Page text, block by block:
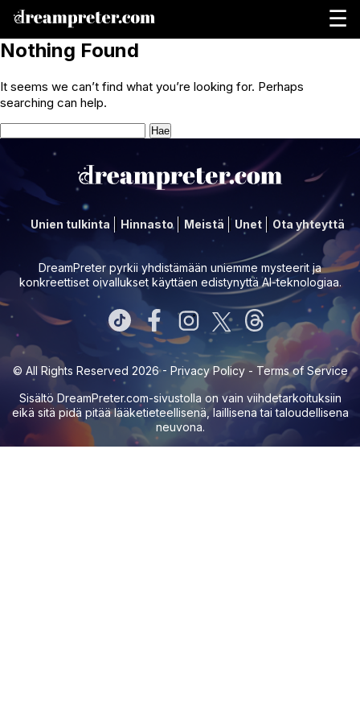
☰
Nothing Found
It seems we can’t find what you’re looking for. Perhaps
searching can help.
Haku:
Unien tulkinta Hinnasto Meistä Unet Ota yhteyttä
DreamPreter pyrkii yhdistämään uniemme mysteerit ja
konkreettiset oivallukset käyttäen edistynyttä AI-teknologiaa.
© All Rights Reserved 2026 - Privacy Policy- Terms of Service
Sisältö DreamPreter.com-sivustolla on vain viihdetarkoituksiin
eikä sitä pidä pitää lääketieteellisenä, laillisena tai taloudellisena
neuvona.